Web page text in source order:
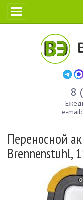
8
e-mail:
Переносной
Brennenstuhl,